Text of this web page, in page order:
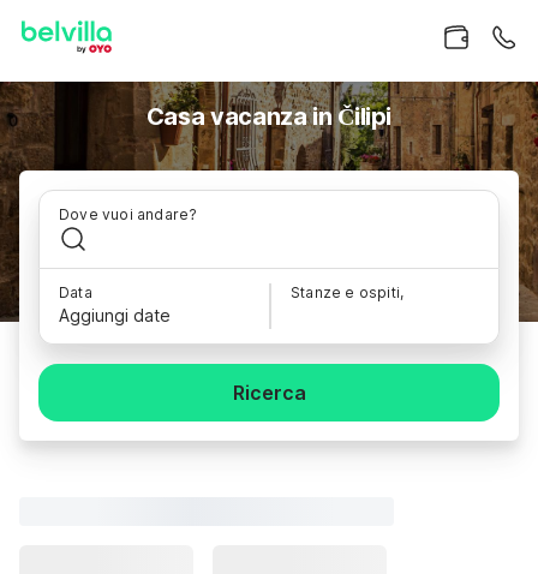
Casa vacanza in Čilipi
Dove vuoi andare?
Data
Aggiungi date
Stanze e ospiti,
Ricerca